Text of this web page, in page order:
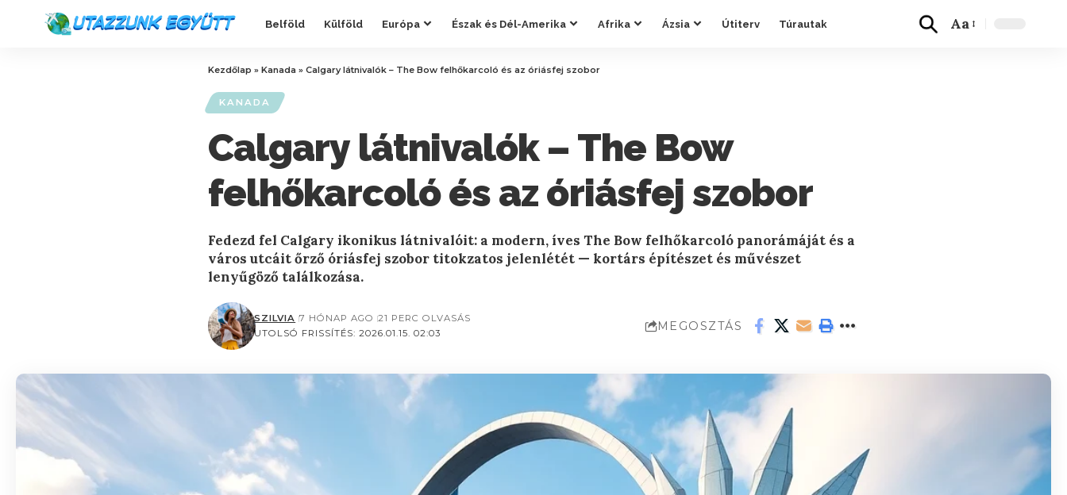
Belföld Külföld Európa Észak és Dél-Amerika Afrika Ázsia Útiterv Túrautak Aa
Kezdőlap » Kanada » Calgary látnivalók – The Bow felhőkarcoló és az óriásfej szobor
KANADA
Calgary látnivalók – The Bow
felhőkarcoló és az óriásfej szobor
Fedezd fel Calgary ikonikus látnivalóit: a modern, íves The Bow felhőkarcoló panorámáját és a
város utcáit őrző óriásfej szobor titokzatos jelenlétét — kortárs építészet és művészet
lenyűgöző találkozása.
UTOLSÓ FRISSÍTÉS: 2026.01.15. 02:03
SZILVIA 7 HÓNAP AGO 21 PERC OLVASÁS
MEGOSZTÁS